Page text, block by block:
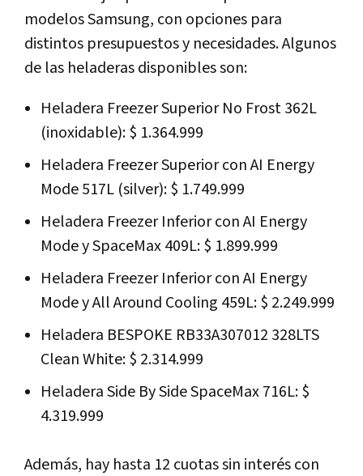
modelos Samsung, con opciones para
distintos presupuestos y necesidades. Algunos
de las heladeras disponibles son:
Heladera Freezer Superior No Frost 362L
(inoxidable): $ 1.364.999
Heladera Freezer Superior con AI Energy
Mode 517L (silver): $ 1.749.999
Heladera Freezer Inferior con AI Energy
Mode y SpaceMax 409L: $ 1.899.999
Heladera Freezer Inferior con AI Energy
Mode y All Around Cooling 459L: $ 2.249.999
Heladera BESPOKE RB33A307012 328LTS
Clean White: $ 2.314.999
Heladera Side By Side SpaceMax 716L: $
4.319.999
Además, hay hasta 12 cuotas sin interés con